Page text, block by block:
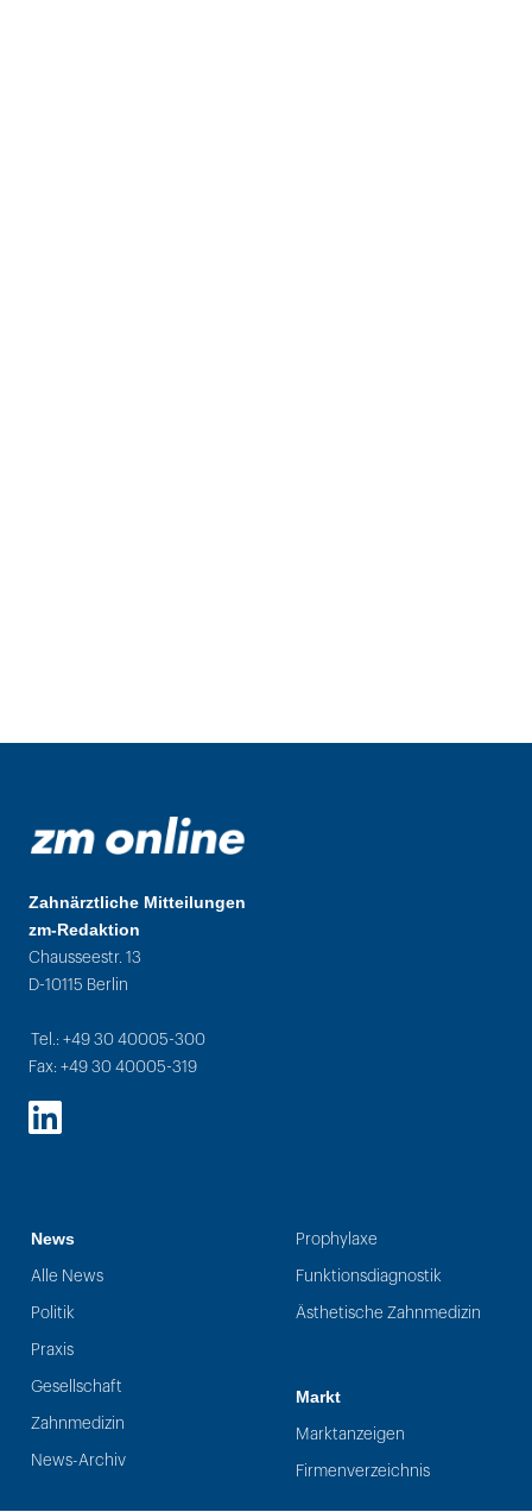
Zahnärztliche Mitteilungen
zm-Redaktion
Chausseestr. 13
D-10115 Berlin
Tel.: +49 30 40005-300
Fax: +49 30 40005-319
LinkedIn
News
Alle News
Politik
Praxis
Gesellschaft
Zahnmedizin
News-Archiv
Prophylaxe
Funktionsdiagnostik
Ästhetische Zahnmedizin
Markt
Marktanzeigen
Firmenverzeichnis